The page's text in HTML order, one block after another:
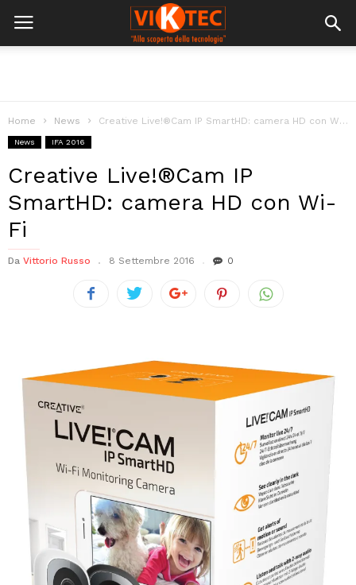
Home News Creative Live!®Cam IP SmartHD: camera HD con Wi-Fi
News IFA 2016
Creative Live!®Cam IP
SmartHD: camera HD con Wi-
Fi
Da Vittorio Russo 8 Settembre 2016 0